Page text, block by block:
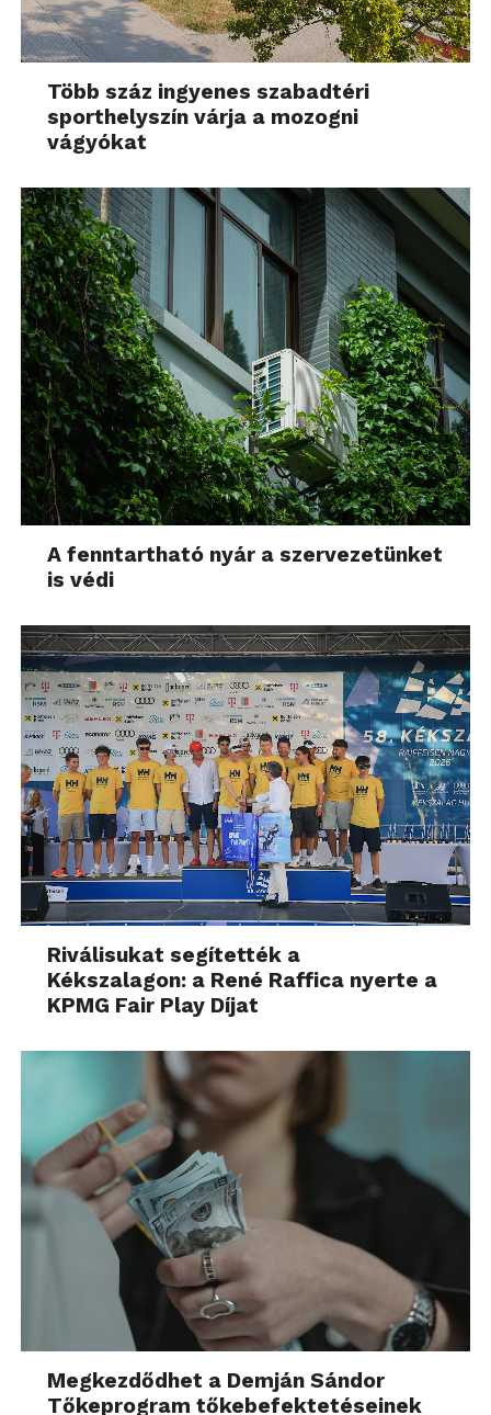
Több száz ingyenes szabadtéri
sporthelyszín várja a mozogni
vágyókat
A fenntartható nyár a szervezetünket
is védi
Riválisukat segítették a
Kékszalagon: a René Raffica nyerte a
KPMG Fair Play Díjat
Megkezdődhet a Demján Sándor
Tőkeprogram tőkebefektetéseinek